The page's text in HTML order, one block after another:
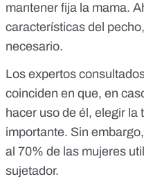
mantener fija la mama.
características del
necesario.
Los expertos
coinciden en que, en
hacer uso de él, elegir la
importante. Sin
al 70% de las mujeres
sujetador.